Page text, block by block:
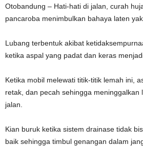
Otobandung – Hati-hati di jalan, curah
pancaroba menimbulkan bahaya laten
Lubang terbentuk akibat
ketika aspal yang padat dan keras
Ketika mobil melewati titik-titik lemah ini,
retak, dan pecah sehingga meninggalkan
jalan.
Kian buruk ketika sistem drainase tidak
baik sehingga timbul genangan dalam